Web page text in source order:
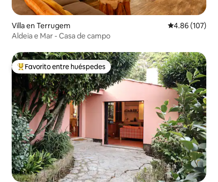
Villa en Terrugem Calificación
4.86 (107)
Aldeia e Mar - Casa de campo
Favorito entre huéspedes preferido
Favorito entre huéspedes